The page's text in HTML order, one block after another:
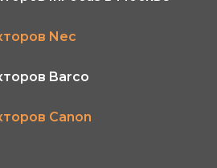
Nec
Barco
Сanon